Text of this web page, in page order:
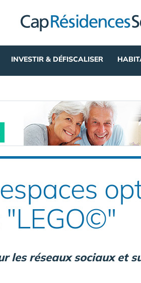
INVESTIR & DÉFISCALISER
les réseaux sociaux et